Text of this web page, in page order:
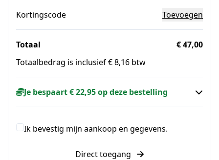
Kortingscode Toevoegen
Totaal
€ 47,00
Totaalbedrag is inclusief € 8,16 btw
Je bespaart € 22,95 op deze bestelling
Ik bevestig mijn aankoop en gegevens.
Direct toegang